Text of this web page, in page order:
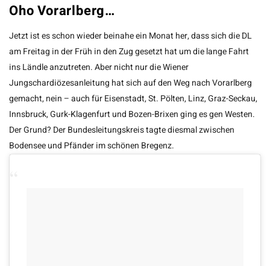
Oho Vorarlberg…
Jetzt ist es schon wieder beinahe ein Monat her, dass sich die DL
am Freitag in der Früh in den Zug gesetzt hat um die lange Fahrt
ins Ländle anzutreten. Aber nicht nur die Wiener
Jungschardiözesanleitung hat sich auf den Weg nach Vorarlberg
gemacht, nein – auch für Eisenstadt, St. Pölten, Linz, Graz-Seckau,
Innsbruck, Gurk-Klagenfurt und Bozen-Brixen ging es gen Westen.
Der Grund? Der Bundesleitungskreis tagte diesmal zwischen
Bodensee und Pfänder im schönen Bregenz.